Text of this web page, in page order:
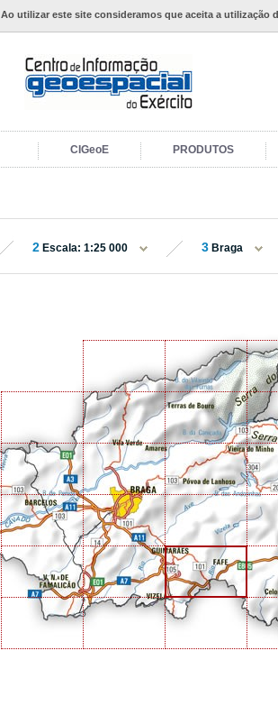
Ao utilizar este site consideramos que aceita a utilização
CIGeoE PRODUTOS
2 Escala: 1:25 000 3 Braga